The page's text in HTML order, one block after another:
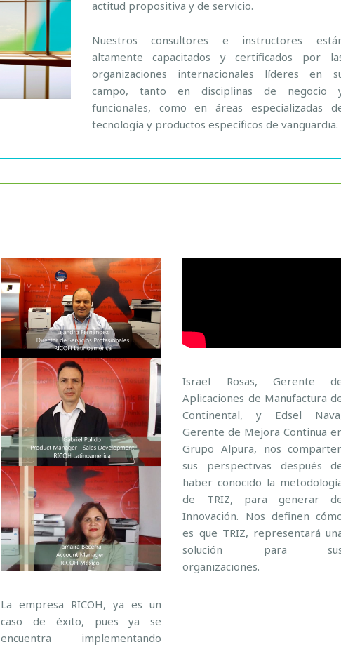
actitud propositiva y de servicio.
Nuestros consultores e instructores
altamente capacitados y certificados por
organizaciones internacionales líderes en
campo, tanto en disciplinas de negocio
funcionales, como en áreas especializadas
tecnología y productos específicos de vanguardia.
La empresa RICOH‬, ya es un
caso de éxito, pues ya se
encuentra implementando
Israel Rosas, Gerente
Aplicaciones de Manufactura
Continental, y Edsel
Gerente de Mejora Continua
Grupo Alpura, nos
sus perspectivas después
haber conocido la
de TRIZ, para generar
Innovación. Nos definen
es que TRIZ, representará
solución para
organizaciones.